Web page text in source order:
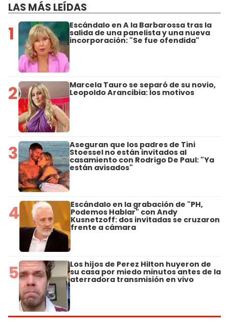
LAS MÁS LEÍDAS
1 Escándalo en A la Barbarossa tras la
salida de una panelista y una nueva
incorporación: "Se fue ofendida"
2 Marcela Tauro se separó de su novio,
Leopoldo Arancibia: los motivos
3 Aseguran que los padres de Tini
Stoessel no están invitados al
casamiento con Rodrigo De Paul: "Ya
están avisados"
4 Escándalo en la grabación de "PH,
Podemos Hablar" con Andy
Kusnetzoff: dos invitadas se cruzaron
frente a cámara
5 Los hijos de Perez Hilton huyeron de
su casa por miedo minutos antes de la
aterradora transmisión en vivo